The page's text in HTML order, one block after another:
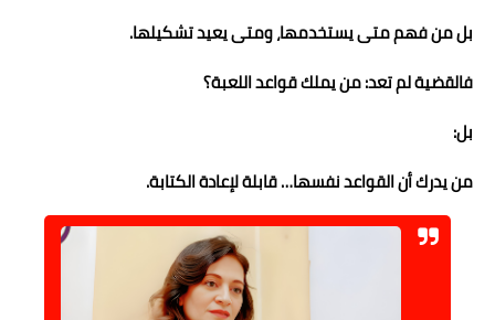
بل من فهم متى يستخدمها، ومتى يعيد تشكيلها.
فالقضية لم تعد: من يملك قواعد اللعبة؟
بل:
من يدرك أن القواعد نفسها… قابلة لإعادة الكتابة.